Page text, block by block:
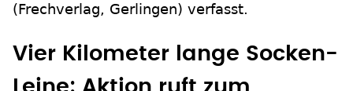
(Frechverlag, Gerlingen) verfasst.
Vier Kilometer lange Socken-
Leine: Aktion ruft zum